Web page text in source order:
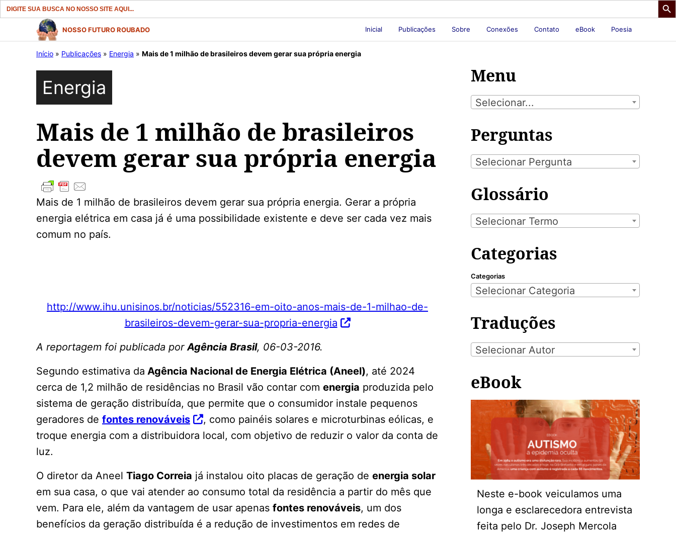
Search
for:
conteúdo
NOSSO FUTURO ROUBADO Inicial Publicações Sobre Conexões Contato eBook Poesia
Início » Publicações » Energia » Mais de 1 milhão de brasileiros devem gerar sua própria energia
Energia
Mais de 1 milhão de brasileiros
devem gerar sua própria energia
Mais de 1 milhão de brasileiros devem gerar sua própria energia. Gerar a própria
energia elétrica em casa já é uma possibilidade existente e deve ser cada vez mais
comum no país.
http://www.ihu.unisinos.br/noticias/552316-em-oito-anos-mais-de-1-milhao-de-
brasileiros-devem-gerar-sua-propria-energia
A reportagem foi publicada porAgência Brasil, 06-03-2016.
Segundo estimativa da Agência Nacional de Energia Elétrica (Aneel), até 2024
cerca de 1,2 milhão de residências no Brasil vão contar com energia produzida pelo
sistema de geração distribuída, que permite que o consumidor instale pequenos
geradores de fontes renováveis
, como painéis solares e microturbinas eólicas, e
troque energia com a distribuidora local, com objetivo de reduzir o valor da conta de
luz.
O diretor da Aneel Tiago Correia já instalou oito placas de geração de energia solar
em sua casa, o que vai atender ao consumo total da residência a partir do mês que
vem. Para ele, além da vantagem de usar apenas fontes renováveis, um dos
benefícios da geração distribuída é a redução de investimentos em redes de
Menu
Selecionar...
Perguntas
Selecionar Pergunta
Glossário
Selecionar Termo
Categorias
Categorias
Selecionar Categoria
Traduções
Selecionar Autor
eBook
Neste e-book veiculamos uma
longa e esclarecedora entrevista
feita pelo Dr. Joseph Mercola